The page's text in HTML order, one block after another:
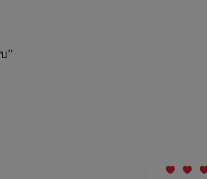
”